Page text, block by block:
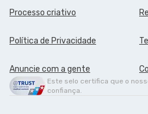
Processo criativo
Política de Privacidade
Anuncie com a gente
Este selo certifica que o
confiança.